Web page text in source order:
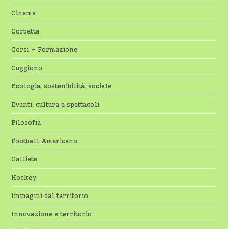
Cinema
Corbetta
Corsi – Formazione
Cuggiono
Ecologia, sostenibilità, sociale
Eventi, cultura e spettacoli
Filosofia
Football Americano
Galliate
Hockey
Immagini dal territorio
Innovazione e territorio